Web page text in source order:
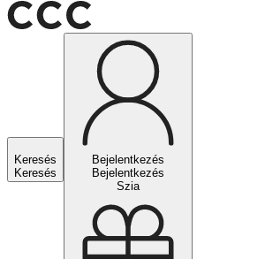
Keresés
Keresés
Bejelentkezés
Bejelentkezés
Szia